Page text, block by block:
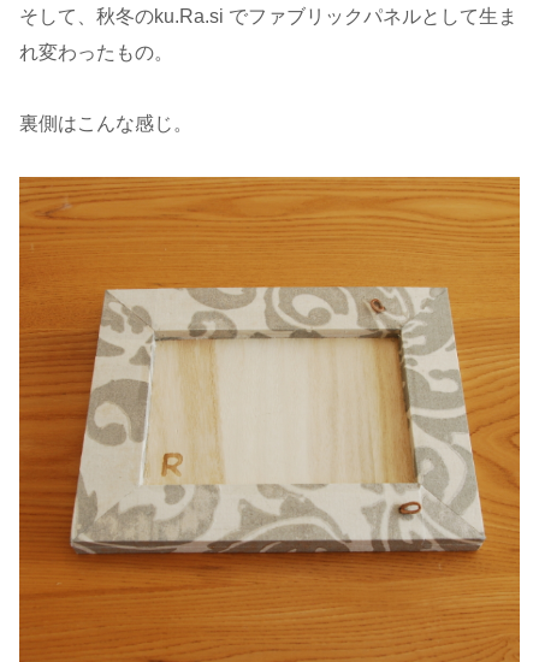
そして、秋冬のku.Ra.si でファブリックパネルとして生ま
れ変わったもの。
裏側はこんな感じ。